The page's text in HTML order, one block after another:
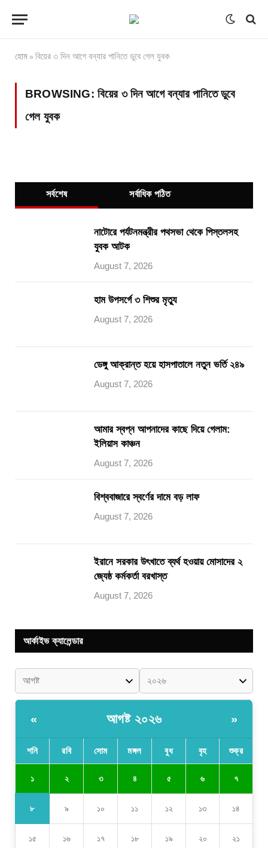
হোম » বিয়ের ৩ দিন আগে বন্যার পানিতে ডুবে গেল যুবক
BROWSING: বিয়ের ৩ দিন আগে বন্যার পানিতে ডুবে
গেল যুবক
সর্বশেষ সর্বাধিক পঠিত
নাটোরে পর্যটনমন্ত্রীর পথসভা থেকে পিস্তলসহ
যুবক আটক
August 7, 2026
হাম উপসর্গে ৩ শিশুর মৃত্যু
August 7, 2026
ডেঙ্গু আক্রান্ত হয়ে হাসপাতালে নতুন ভর্তি ২৪৯
August 7, 2026
আমার স্বপ্ন আপনাদের কাছে দিয়ে গেলাম:
ইলিয়াস কাঞ্চন
August 7, 2026
বিশ্ববাজারে স্বর্ণের দামে বড় লাফ
August 7, 2026
ইরানে সরকার উৎখাতে ব্যর্থ হওয়ায় মোসাদের ২
জ্যেষ্ঠ কর্মকর্তা বরখাস্ত
August 7, 2026
আর্কাইভ ক্যালেন্ডার
« আগষ্ট ২০২৬ »
শনি রবি সোম মঙ্গল বুধ বৃহ শুক্র
১ ২ ৩ ৪ ৫ ৬ ৭
৮ ৯ ১০ ১১ ১২ ১৩ ১৪
১৫ ১৬ ১৭ ১৮ ১৯ ২০ ২১